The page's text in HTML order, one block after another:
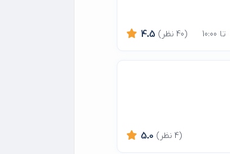
تا 10:00 4.5 (40 نظر)
5.0 (4 نظر)